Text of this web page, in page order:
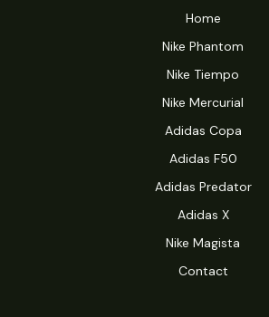
Home
Nike Phantom
Nike Tiempo
Nike Mercurial
Adidas Copa
Adidas F50
Adidas Predator
Adidas X
Nike Magista
Contact